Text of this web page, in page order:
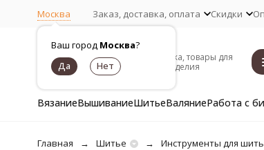
Москва
Ваш город Москва?
Заказ, доставка, оплата Скидки
Пряжа, товары для
рукоделия
ВязаниеВышиваниеШитьеВаляниеРабота с
Главная Шитье Инструменты для